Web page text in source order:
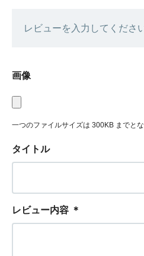
レビューを入力してくださ
画像
一つのファイルサイズは 300KB までとな
タイトル
レビュー内容 ＊